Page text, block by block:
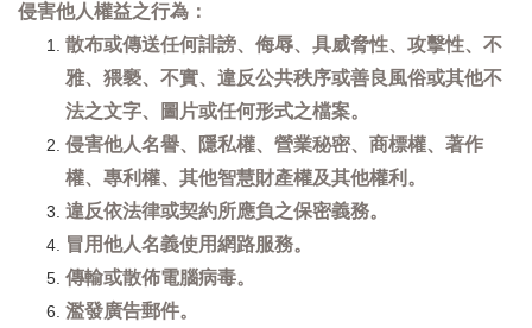
侵害他人權益之行為：
散布或傳送任何誹謗、侮辱、具威脅性、攻擊性、不
雅、猥褻、不實、違反公共秩序或善良風俗或其他不
法之文字、圖片或任何形式之檔案。
侵害他人名譽、隱私權、營業秘密、商標權、著作
權、專利權、其他智慧財產權及其他權利。
違反依法律或契約所應負之保密義務。
冒用他人名義使用網路服務。
傳輸或散佈電腦病毒。
濫發廣告郵件。